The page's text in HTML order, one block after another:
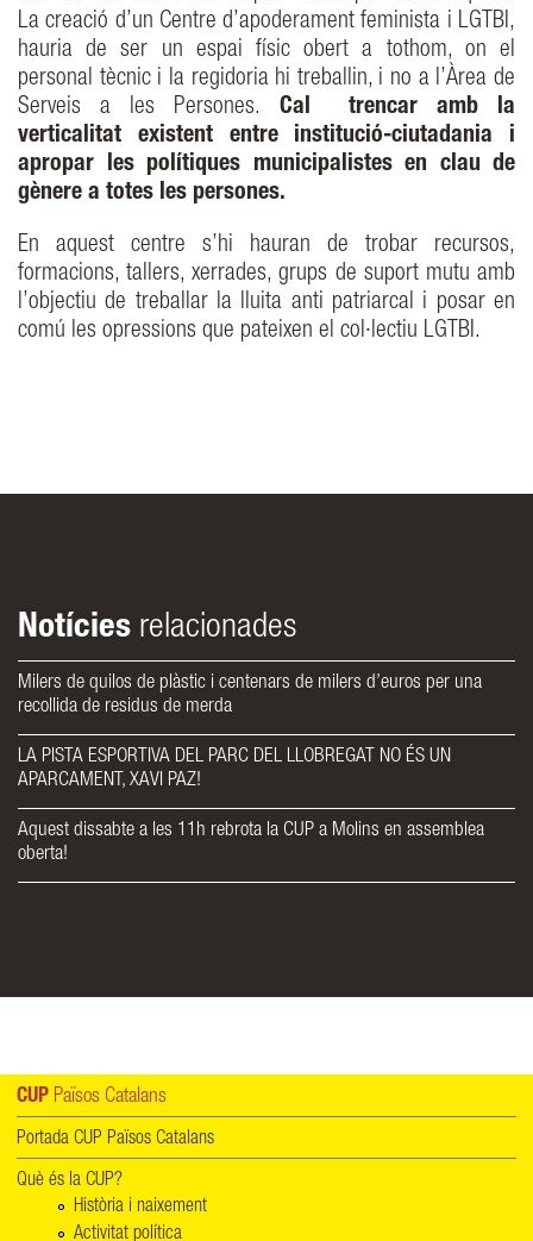
La creació d’un Centre d’apoderament feminista i LGTBI,
hauria de ser un espai físic obert a tothom, on el
personal tècnic i la regidoria hi treballin, i no a l’Àrea de
Serveis a les Persones. Cal trencar amb la
verticalitat existent entre institució-ciutadania i
apropar les polítiques municipalistes en clau de
gènere a totes les persones.
En aquest centre s’hi hauran de trobar recursos,
formacions, tallers, xerrades, grups de suport mutu amb
l’objectiu de treballar la lluita anti patriarcal i posar en
comú les opressions que pateixen el col·lectiu LGTBI.
Notícies relacionades
Milers de quilos de plàstic i centenars de milers d’euros per una
recollida de residus de merda
LA PISTA ESPORTIVA DEL PARC DEL LLOBREGAT NO ÉS UN
APARCAMENT, XAVI PAZ!
Aquest dissabte a les 11h rebrota la CUP a Molins en assemblea
oberta!
CUP Països Catalans
Portada CUP Països Catalans
Què és la CUP?
Història i naixement
Activitat política